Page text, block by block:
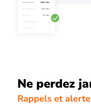
Ne perdez
Rappels et